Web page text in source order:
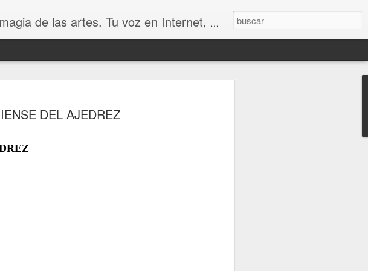
DEL AJEDREZ
Revista, Fotografías, Audio, Entrevistas, Arte, Ajedrez, Lecturas